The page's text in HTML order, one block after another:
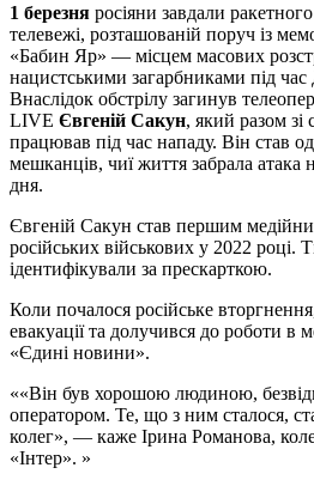
1 березня росіяни завдали
телевежі, розташованій поруч із
«Бабин Яр» — місцем масових
нацистськими загарбниками під час
Внаслідок обстрілу загинув
LIVE Євгеній Сакун, який разом зі
працював під час нападу. Він став
мешканців, чиї життя забрала атака
дня.
Євгеній Сакун став першим
російських військових у 2022 році.
ідентифікували за прескарткою.
Коли почалося російське
евакуації та долучився до роботи в
«Єдині новини».
«Він був хорошою людиною,
оператором. Те, що з ним сталося,
колег», — каже Ірина Романова,
«Інтер».